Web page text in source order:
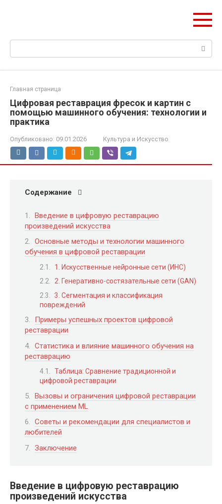
Поиск:
Главная страница
Цифровая реставрация фресок и картин с
помощью машинного обучения: технологии и
практика
Опубликовано: 09.01.2026 Культура и Искусство
Содержание
Введение в цифровую реставрацию
произведений искусства
Основные методы и технологии машинного
обучения в цифровой реставрации
1. Искусственные нейронные сети (ИНС)
2. Генеративно-состязательные сети (GAN)
3. Сегментация и классификация
повреждений
Примеры успешных проектов цифровой
реставрации
Статистика и влияние машинного обучения на
реставрацию
Таблица: Сравнение традиционной и
цифровой реставрации
Вызовы и ограничения цифровой реставрации
с применением ML
Советы и рекомендации для специалистов и
любителей
Заключение
Введение в цифровую реставрацию
произведений искусства